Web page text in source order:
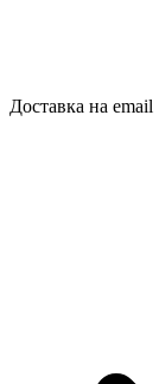
Доставка на email